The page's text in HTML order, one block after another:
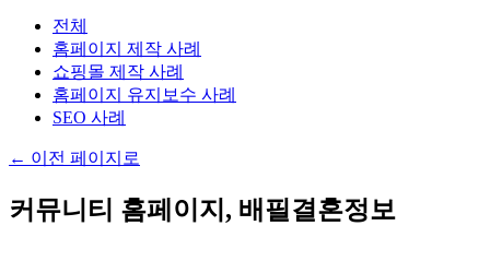
전체
홈페이지 제작 사례
쇼핑몰 제작 사례
홈페이지 유지보수 사례
SEO 사례
← 이전 페이지로
커뮤니티 홈페이지, 배필결혼정보